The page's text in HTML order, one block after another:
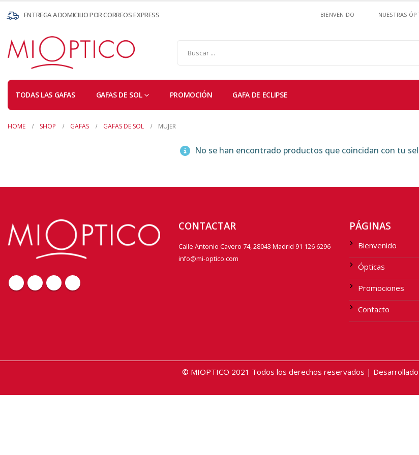
ENTREGA A DOMICILIO POR CORREOS EXPRESS BIENVENIDO NUESTRAS
TODAS LAS GAFAS GAFAS DE SOL PROMOCIÓN GAFA DE ECLIPSE
HOME SHOP GAFAS GAFAS DE SOL MUJER
No se han encontrado productos que coincidan con tu
CONTACTAR
Calle Antonio Cavero 74, 28043 Madrid 91 126 6296
info@mi-optico.com
PÁGINAS
Bienvenido
Ópticas
Promociones
Contacto
© MIOPTICO 2021 Todos los derechos reservados |